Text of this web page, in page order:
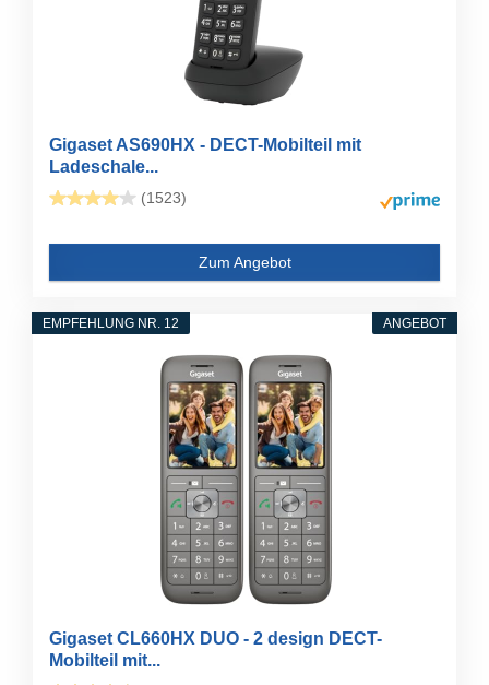
Gigaset AS690HX - DECT-Mobilteil mit
Ladeschale...
(1523)
Zum Angebot
ANGEBOT
EMPFEHLUNG NR. 12
Gigaset CL660HX DUO - 2 design DECT-
Mobilteil mit...